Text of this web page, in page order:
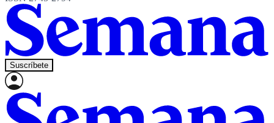
Suscríbete